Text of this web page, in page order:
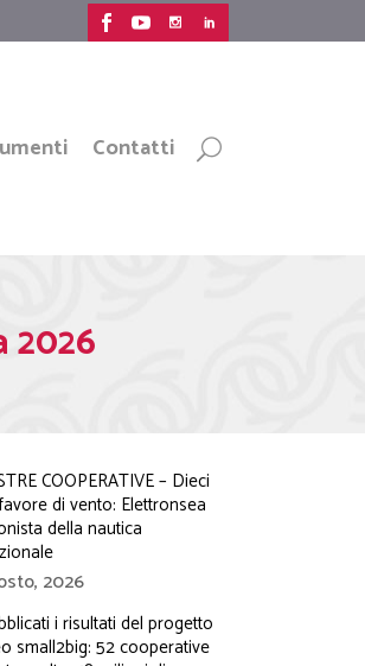
Contatti
2026
COOPERATIVE – Dieci
di vento: Elettronsea
della nautica
2026
i risultati del progetto
small2big: 52 cooperative